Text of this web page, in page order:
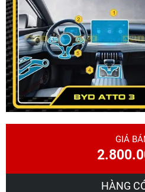
GIÁ
HÀNG